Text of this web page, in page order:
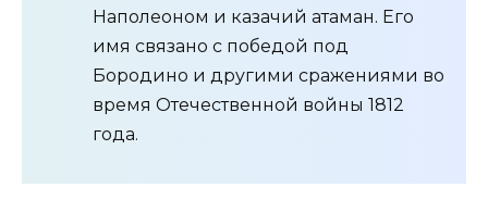
Наполеоном и казачий атаман. Его
имя связано с победой под
Бородино и другими сражениями во
время Отечественной войны 1812
года.